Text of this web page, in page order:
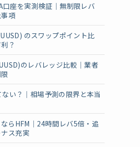
口座を実測検証｜無制限レバ
項
のスワップポイント比
？
のレバレッジ比較｜業者
い？｜相場予測の限界と本当
らHFM｜24時間レバ5倍・追
ス充実